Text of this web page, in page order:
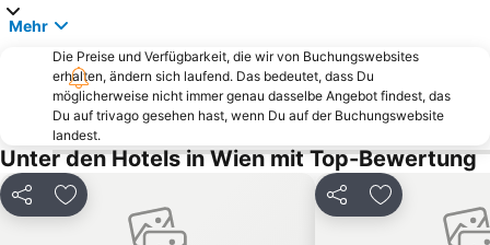
Parndorf Designer Outlet
Liesing
Stephansdom
Römersteinbruch Sankt Margarethen
Landstraße
Landstraßer Hauptstraße
Josefstadt
MQ - MuseumsQuartier
Wiener Staatsoper
U2 Station Stadion
Wiener U-Bahn
Reed Exhibitions Messe Wien
Mehr
Die Preise und Verfügbarkeit, die wir von Buchungswebsites
erhalten, ändern sich laufend. Das bedeutet, dass Du
möglicherweise nicht immer genau dasselbe Angebot findest, das
Du auf trivago gesehen hast, wenn Du auf der Buchungswebsite
landest.
Unter den Hotels in Wien mit Top-Bewertung
Teilen Zu Favoriten hinzufügen Teilen Zu Favoriten